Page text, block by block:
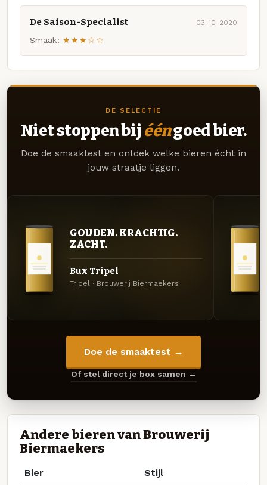
De Saison-Specialist 03-10-2020
Smaak: ★★★☆☆
DE SELECTIE
Niet stoppen bij ééngoed bier.
Doe de smaaktest en ontdek welke bieren écht in
jouw straatje liggen.
GOUDEN. KRACHTIG.
ZACHT.
Bux Tripel
Tripel · Brouwerij Biermaekers
Doe de smaaktest →
Of stel direct je box samen →
Andere bieren van Brouwerij
Biermaekers
Bier Stijl